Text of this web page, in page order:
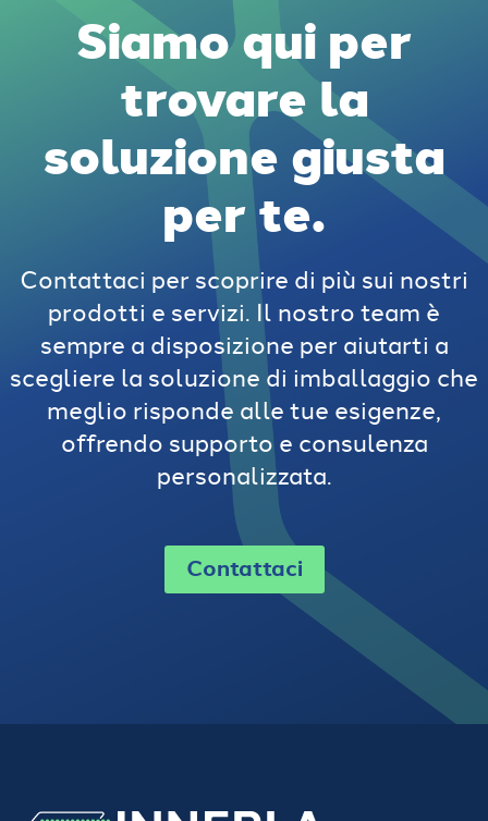
Siamo qui per
trovare la
soluzione giusta
per te.
Contattaci per scoprire di più sui nostri
prodotti e servizi. Il nostro team è
sempre a disposizione per aiutarti a
scegliere la soluzione di imballaggio che
meglio risponde alle tue esigenze,
offrendo supporto e consulenza
personalizzata.
Contattaci